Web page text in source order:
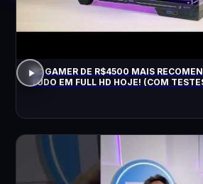
PC GAMER DE R$4500 MAIS
TUDO EM FULL HD HOJE! (COM